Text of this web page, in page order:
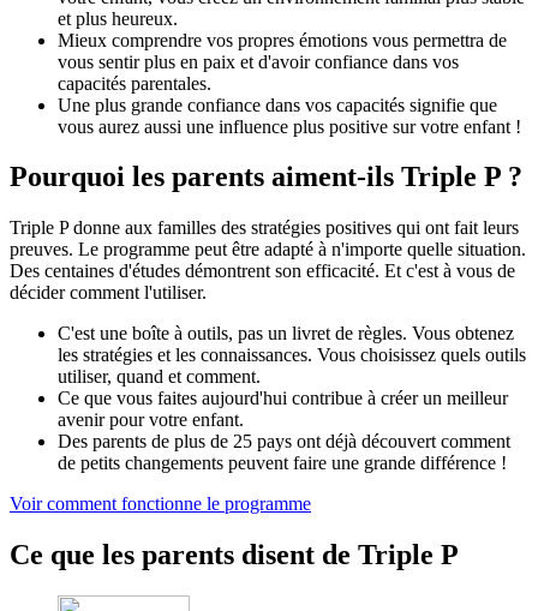
et plus heureux.
Mieux comprendre vos propres émotions vous permettra de
vous sentir plus en paix et d'avoir confiance dans vos
capacités parentales.
Une plus grande confiance dans vos capacités signifie que
vous aurez aussi une influence plus positive sur votre enfant !
Pourquoi les parents aiment-ils Triple P ?
Triple P donne aux familles des stratégies positives qui ont fait leurs
preuves. Le programme peut être adapté à n'importe quelle situation.
Des centaines d'études démontrent son efficacité. Et c'est à vous de
décider comment l'utiliser.
C'est une boîte à outils, pas un livret de règles. Vous obtenez
les stratégies et les connaissances. Vous choisissez quels outils
utiliser, quand et comment.
Ce que vous faites aujourd'hui contribue à créer un meilleur
avenir pour votre enfant.
Des parents de plus de 25 pays ont déjà découvert comment
de petits changements peuvent faire une grande différence !
Voir comment fonctionne le programme
Ce que les parents disent de Triple P